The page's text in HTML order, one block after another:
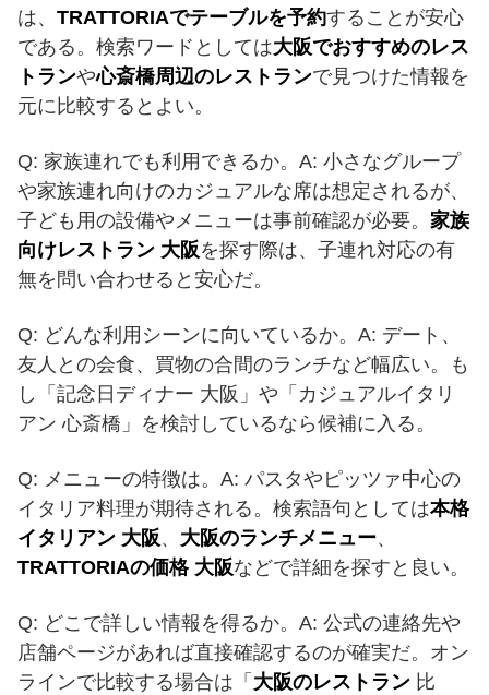
は、 TRATTORIAでテーブルを予約することが安心
である。検索ワードとしては大阪でおすすめのレス
トランや心斎橋周辺のレストランで見つけた情報を
元に比較するとよい。
Q: 家族連れでも利用できるか。A: 小さなグループ
や家族連れ向けのカジュアルな席は想定されるが、
子ども用の設備やメニューは事前確認が必要。 家族
向けレストラン 大阪を探す際は、子連れ対応の有
無を問い合わせると安心だ。
Q: どんな利用シーンに向いているか。A: デート、
友人との会食、買物の合間のランチなど幅広い。も
し「記念日ディナー 大阪」や「カジュアルイタリ
アン 心斎橋」を検討しているなら候補に入る。
Q: メニューの特徴は。A: パスタやピッツァ中心の
イタリア料理が期待される。検索語句としては本格
イタリアン 大阪、 大阪のランチメニュー、
TRATTORIAの価格 大阪などで詳細を探すと良い。
Q: どこで詳しい情報を得るか。A: 公式の連絡先や
店舗ページがあれば直接確認するのが確実だ。オン
ラインで比較する場合は「 大阪のレストラン 比